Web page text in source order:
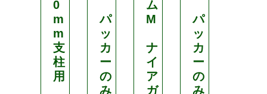
0
m
m
支
柱
用
パ
ッ
カ
ー
の
み
ム
M
ナ
イ
ア
ガ
パ
ッ
カ
ー
の
み